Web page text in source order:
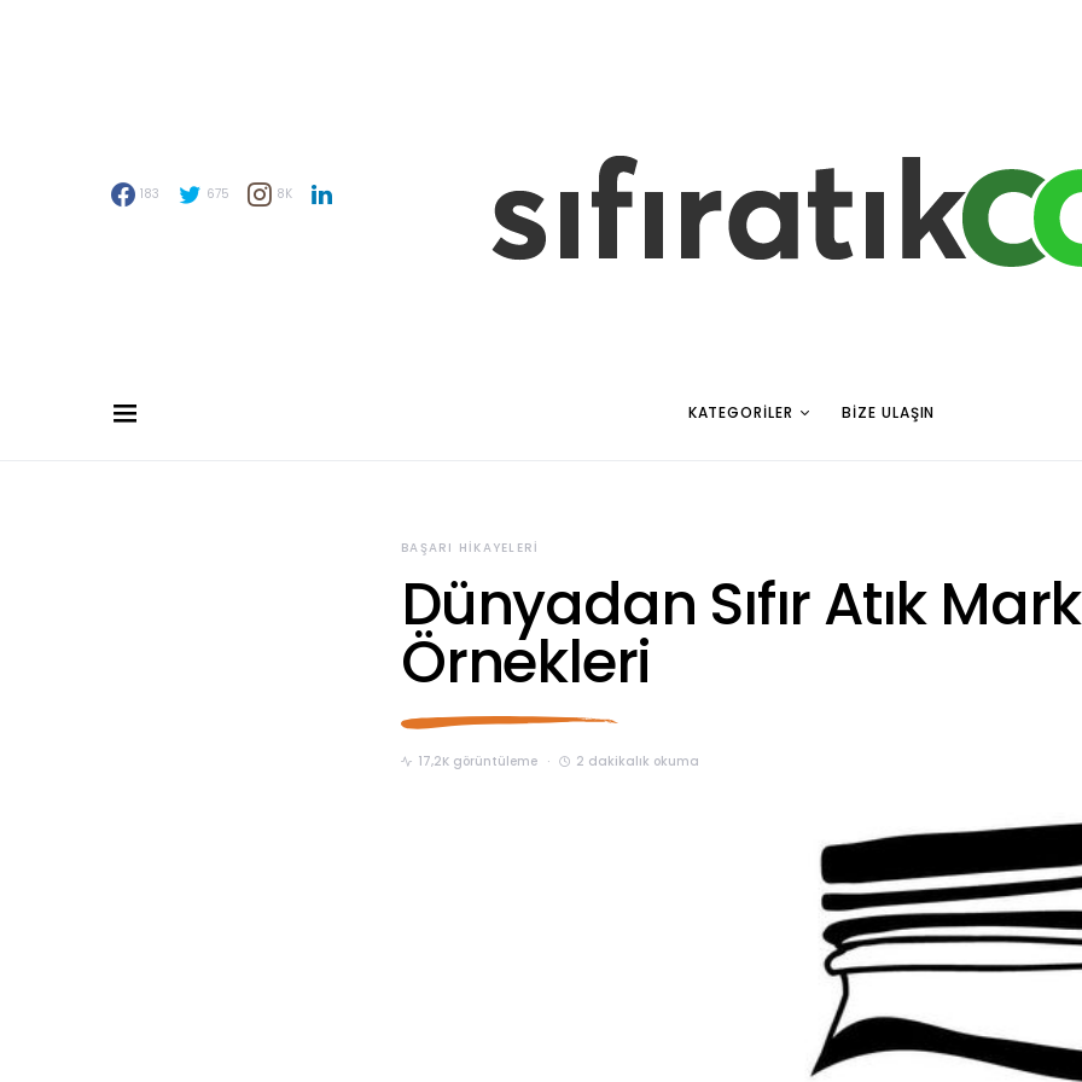
183 675 8K
KATEGORILER BIZE ULAŞIN
BAŞARI HIKAYELERI
Dünyadan Sıfır Atık
Örnekleri
17,2K görüntüleme 2 dakikalık okuma